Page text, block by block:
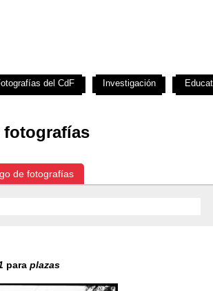
fotografías
de fotografías
para plazas
del CdF Investigación